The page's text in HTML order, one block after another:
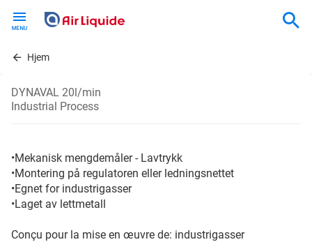
contentHjem
DYNAVAL 20l/min
Industrial Process
•Mekanisk mengdemåler - Lavtrykk
•Montering på regulatoren eller ledningsnettet
•Egnet for industrigasser
•Laget av lettmetall
Conçu pour la mise en œuvre de: industrigasser